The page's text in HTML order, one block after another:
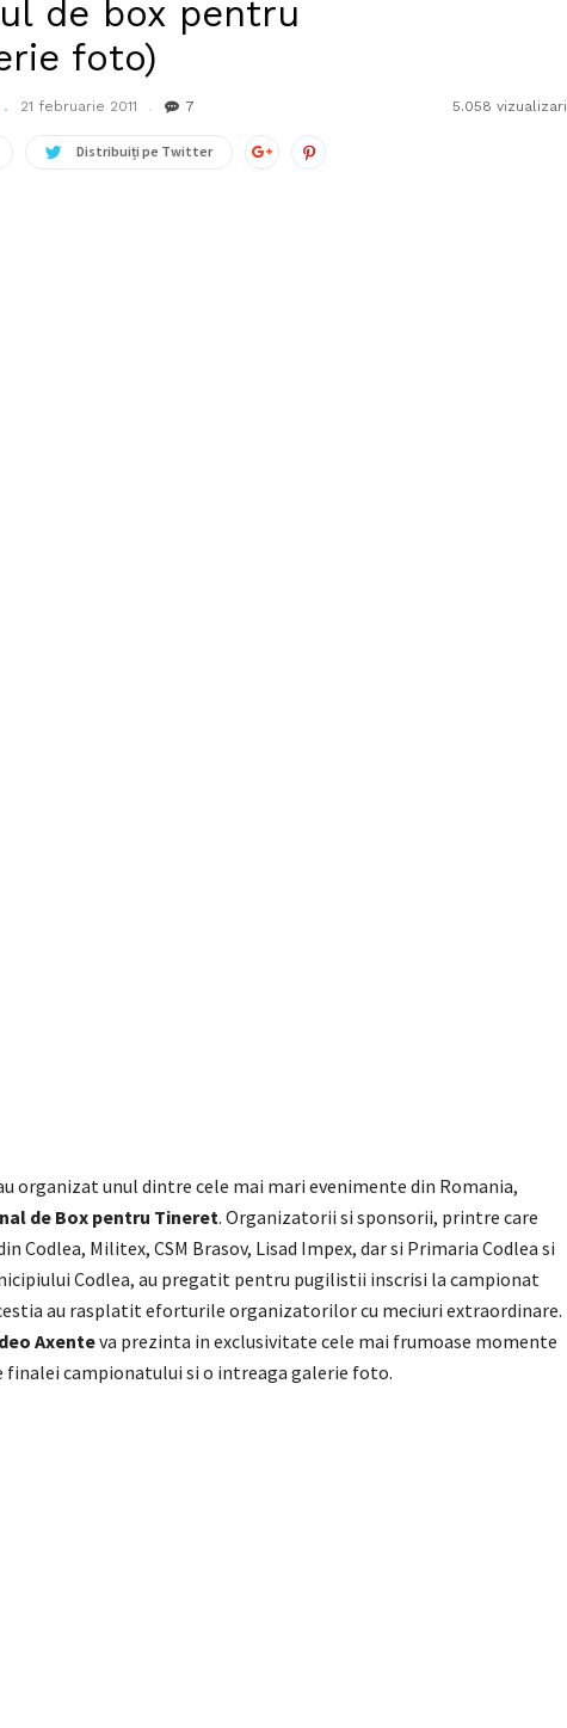
de box pentru
foto)
21 februarie 2011 7 5.058 vizualizari
Distribuiți pe Twitter
organizat unul dintre cele mai mari evenimente din Romania,
de Box pentru Tineret. Organizatorii si sponsorii, printre care
Codlea, Militex, CSM Brasov, Lisad Impex, dar si Primaria Codlea si
Codlea, au pregatit pentru pugilistii inscrisi la campionat
au rasplatit eforturile organizatorilor cu meciuri extraordinare.
Axenteva prezinta in exclusivitate cele mai frumoase momente
finalei campionatului si o intreaga galerie foto.